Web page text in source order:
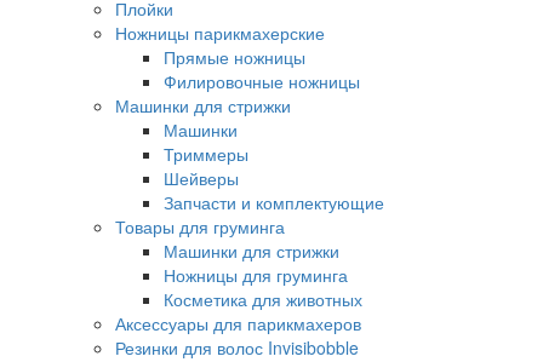
Плойки
Ножницы парикмахерские
Прямые ножницы
Филировочные ножницы
Машинки для стрижки
Машинки
Триммеры
Шейверы
Запчасти и комплектующие
Товары для груминга
Машинки для стрижки
Ножницы для груминга
Косметика для животных
Аксессуары для парикмахеров
Резинки для волос Invisibobble